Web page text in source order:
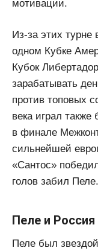
мотивации.
Из-за этих турне
одном Кубке
Кубок
зарабатывать
против топовых
века играл
в финале
сильнейшей
«Сантос»
голов забил Пеле.
Пеле и Россия
Пеле был